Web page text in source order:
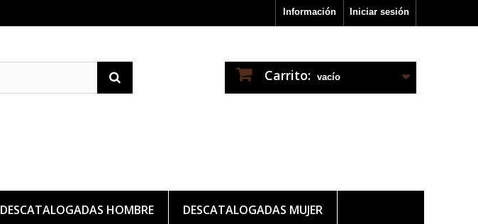
Iniciar sesión
Información
Carrito: vacío
DESCATALOGADAS HOMBRE DESCATALOGADAS MUJER